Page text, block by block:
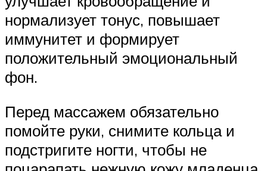
нормализует тонус, повышает
иммунитет и формирует
положительный эмоциональный
фон.
Перед массажем обязательно
помойте руки, снимите кольца и
подстригите ногти, чтобы не